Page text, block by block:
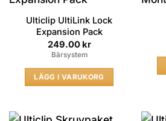
Ulticlip UltiLink Lock
Expansion Pack
249.00 kr
Bärsystem
LÄGG I VARUKORG